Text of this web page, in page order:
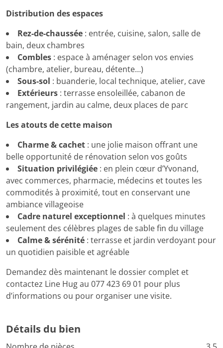
Distribution des espaces
Rez-de-chaussée : entrée, cuisine, salon, salle de
bain, deux chambres
Combles : espace à aménager selon vos envies
(chambre, atelier, bureau, détente…)
Sous-sol : buanderie, local technique, atelier, cave
Extérieurs : terrasse ensoleillée, cabanon de
rangement, jardin au calme, deux places de parc
Les atouts de cette maison
Charme & cachet : une jolie maison offrant une
belle opportunité de rénovation selon vos goûts
Situation privilégiée : en plein cœur d’Yvonand,
avec commerces, pharmacie, médecins et toutes les
commodités à proximité, tout en conservant une
ambiance villageoise
Cadre naturel exceptionnel : à quelques minutes
seulement des célèbres plages de sable fin du village
Calme & sérénité : terrasse et jardin verdoyant pour
un quotidien paisible et agréable
Demandez dès maintenant le dossier complet et
contactez Line Hug au 077 423 69 01 pour plus
d’informations ou pour organiser une visite.
Détails du bien